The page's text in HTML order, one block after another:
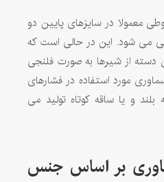
معمولا در سایزهای پایین دو
می شود. این در حالی است که
دسته از شیرها به صورت فلنجی
مورد استفاده در فشارهای
و یا ساقه کوتاه تولید می
بر اساس جنس